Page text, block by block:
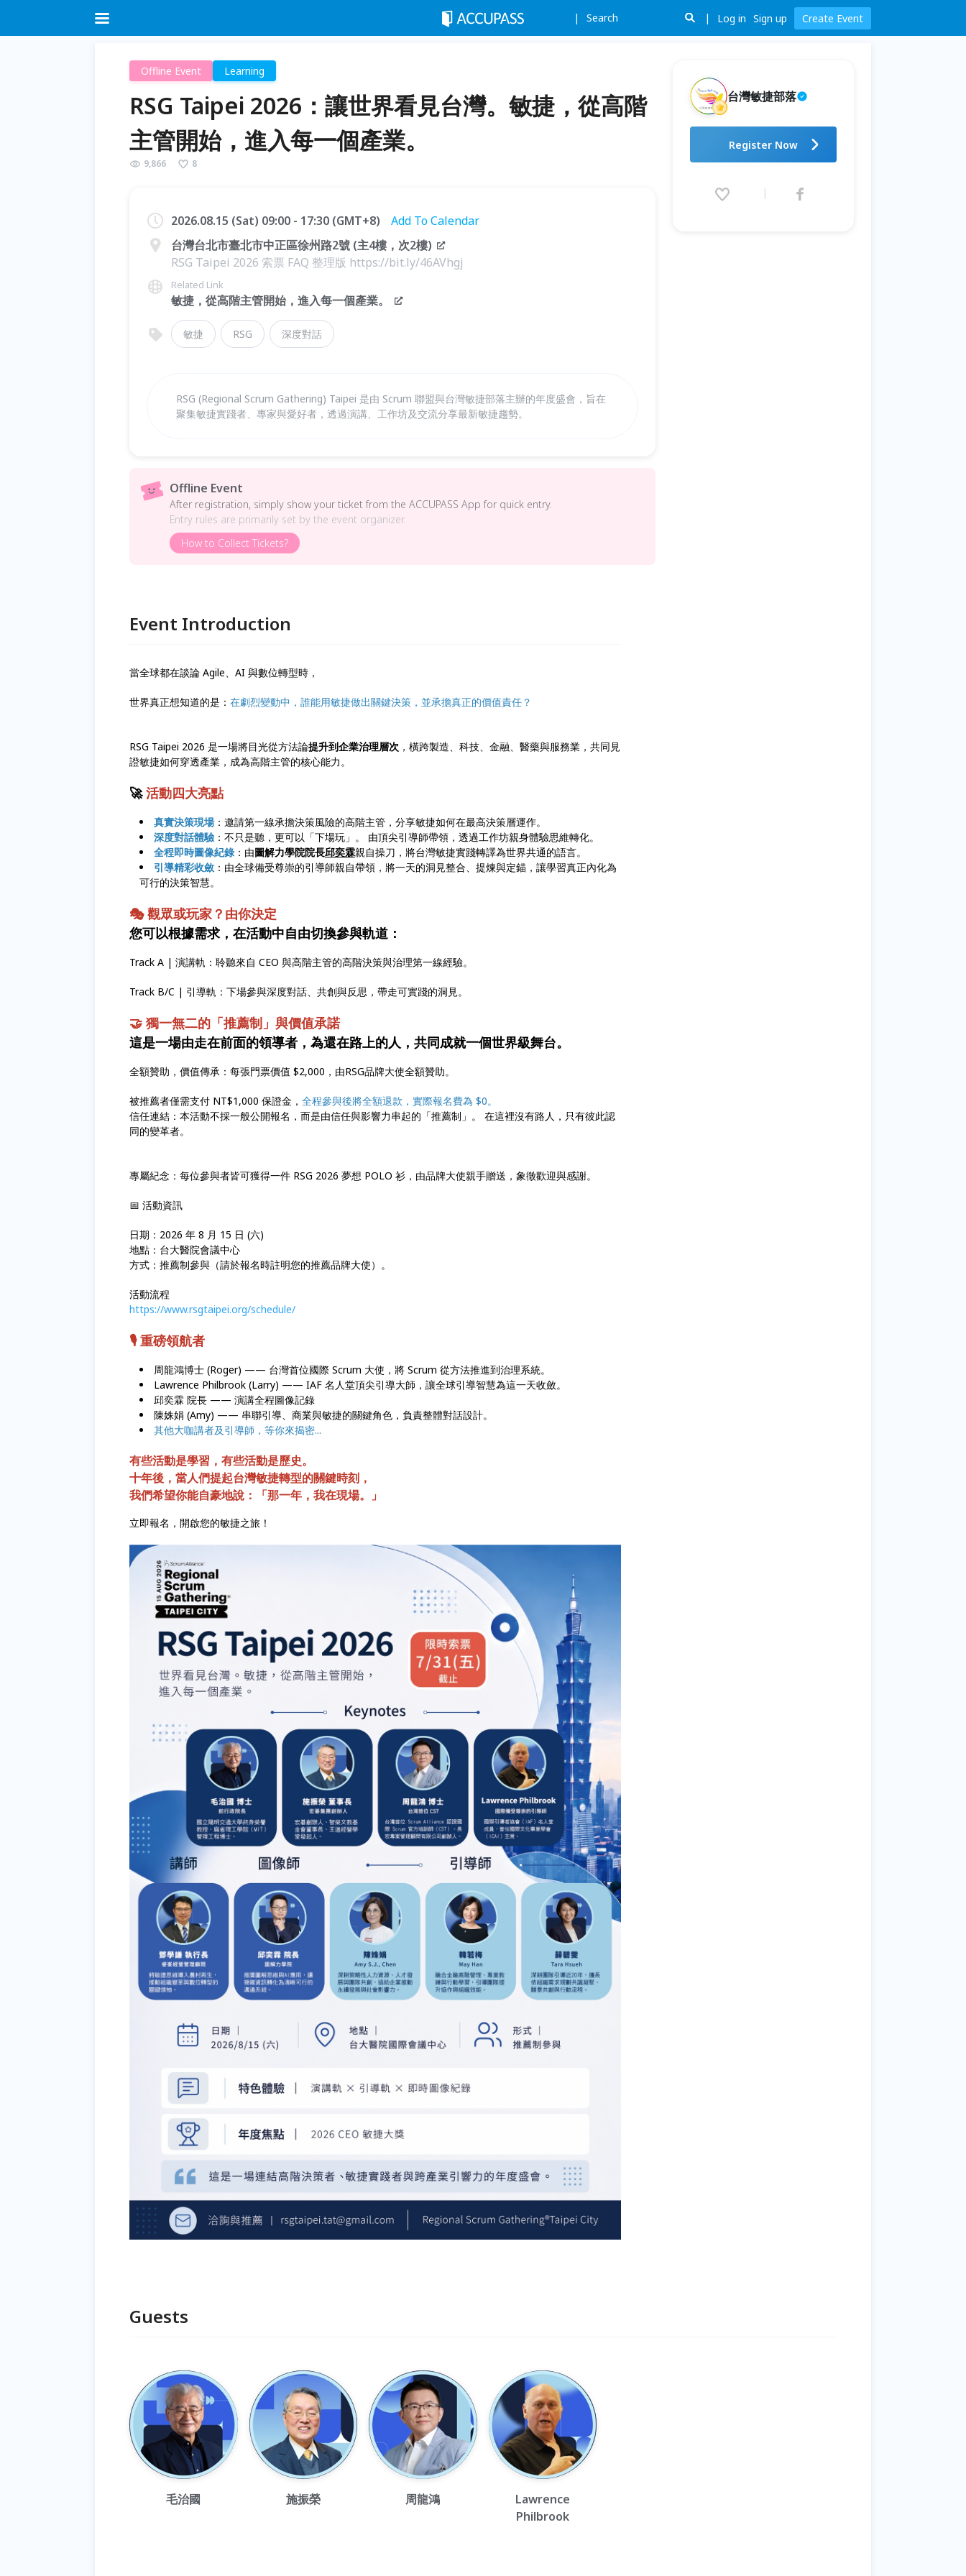
Search Log in Sign up Create Event
Offline Event Learning
RSG Taipei 2026：讓世界看見台灣。敏捷，從高階
主管開始，進入每一個產業。
9,866 8
2026.08.15 (Sat) 09:00 - 17:30 (GMT+8)
Add To Calendar
台灣台北市臺北市中正區徐州路2號 (主4樓，次2樓)
RSG Taipei 2026 索票 FAQ 整理版 https://bit.ly/46AVhgj
Related Link
敏捷，從高階主管開始，進入每一個產業。
敏捷 RSG 深度對話
RSG (Regional Scrum Gathering) Taipei 是由 Scrum 聯盟與台灣敏捷部落主辦的年度盛會，旨在
聚集敏捷實踐者、專家與愛好者，透過演講、工作坊及交流分享最新敏捷趨勢。
Offline Event
After registration, simply show your ticket from the ACCUPASS App for quick entry.
Entry rules are primarily set by the event organizer.
How to Collect Tickets?
Event Introduction
當全球都在談論 Agile、AI 與數位轉型時，
世界真正想知道的是： 在劇烈變動中，誰能用敏捷做出關鍵決策，並承擔真正的價值責任？
RSG Taipei 2026 是一場將目光從方法論提升到企業治理層次 ，橫跨製造、科技、金融、醫藥與服務業，共同見
證敏捷如何穿透產業，成為高階主管的核心能力。
🚀活動四大亮點
真實決策現場：邀請第一線承擔決策風險的高階主管，分享敏捷如何在最高決策層運作。
深度對話體驗 ：不只是聽，更可以「下場玩」。 由頂尖引導師帶領，透過工作坊親身體驗思維轉化。
全程即時圖像紀錄 ：由圖解力學院院長邱奕霖親自操刀，將台灣敏捷實踐轉譯為世界共通的語言。
引導精彩收斂 ：由全球備受尊崇的引導師親自帶領，將一天的洞見整合、提煉與定錨，讓學習真正內化為
可行的決策智慧。
🎭 觀眾或玩家？由你決定
您可以根據需求，在活動中自由切換參與軌道：
Track A | 演講軌：聆聽來自 CEO 與高階主管的高階決策與治理第一線經驗。
Track B/C | 引導軌：下場參與深度對話、共創與反思，帶走可實踐的洞見。
🤝 獨一無二的「推薦制」與價值承諾
這是一場由走在前面的領導者，為還在路上的人，共同成就一個世界級舞台。
全額贊助，價值傳承：每張門票價值 $2,000，由RSG品牌大使全額贊助。
被推薦者僅需支付 NT$1,000 保證金， 全程參與後將全額退款，實際報名費為 $0。
信任連結：本活動不採一般公開報名，而是由信任與影響力串起的「推薦制」。 在這裡沒有路人，只有彼此認
同的變革者。
專屬紀念：每位參與者皆可獲得一件 RSG 2026 夢想 POLO 衫，由品牌大使親手贈送，象徵歡迎與感謝。
📅 活動資訊
日期：2026 年 8 月 15 日 (六)
地點：台大醫院會議中心
方式：推薦制參與（請於報名時註明您的推薦品牌大使）。
活動流程
https://www.rsgtaipei.org/schedule/
🎙️ 重磅領航者
周龍鴻博士 (Roger) —— 台灣首位國際 Scrum 大使，將 Scrum 從方法推進到治理系統。
Lawrence Philbrook (Larry) —— IAF 名人堂頂尖引導大師，讓全球引導智慧為這一天收斂。
邱奕霖 院長 —— 演講全程圖像記錄
陳姝娟 (Amy) —— 串聯引導、商業與敏捷的關鍵角色，負責整體對話設計。
其他大咖講者及引導師，等你來揭密...
有些活動是學習，有些活動是歷史。
十年後，當人們提起台灣敏捷轉型的關鍵時刻，
我們希望你能自豪地說：「那一年，我在現場。」
立即報名，開啟您的敏捷之旅！
台灣敏捷部落
台灣。敏捷，從高階主管開始，
進入每一個產業。
(GMT+8)
Register Now
Guests
毛治國 施振榮 周龍鴻
Lawrence
Philbrook